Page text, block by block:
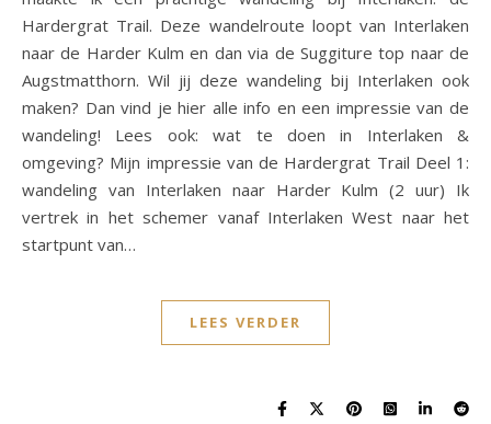
Hardergrat Trail. Deze wandelroute loopt van Interlaken
naar de Harder Kulm en dan via de Suggiture top naar de
Augstmatthorn. Wil jij deze wandeling bij Interlaken ook
maken? Dan vind je hier alle info en een impressie van de
wandeling! Lees ook: wat te doen in Interlaken &
omgeving? Mijn impressie van de Hardergrat Trail Deel 1:
wandeling van Interlaken naar Harder Kulm (2 uur) Ik
vertrek in het schemer vanaf Interlaken West naar het
startpunt van…
LEES VERDER